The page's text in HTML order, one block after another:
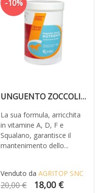
-10%
UNGUENTO ZOCCOLI NUTRIENTE CANDIOLI
La sua formula, arricchita
in vitamine A, D, F e
Squalano, garantisce il
mantenimento dello...
Venduto da AGRITOP SNC
20,00 € 18,00 €